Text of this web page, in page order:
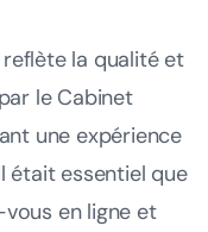
la qualité et
le Cabinet
une expérience
était essentiel que
en ligne et